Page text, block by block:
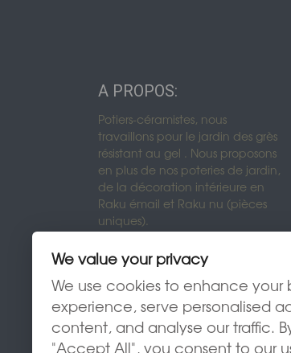
A PROPOS:
Potiers-céramistes, nous
travaillons pour le jardin des grès
résistant au gel . Nous proposons
en plus de nos poteries de jardin,
de la décoration intérieure en
Raku émail et Raku nu (pièces
uniques).
We value your privacy
We use cookies to enhance your
experience, serve personalised
content, and analyse our traffic.
"Accept All", you consent to our